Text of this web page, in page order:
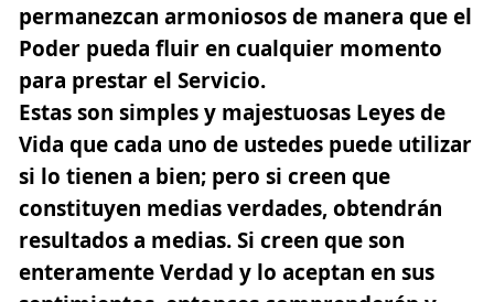
permanezcan armoniosos de manera que el
Poder pueda fluir en cualquier momento
para prestar el Servicio.
Estas son simples y majestuosas Leyes de
Vida que cada uno de ustedes puede utilizar
si lo tienen a bien; pero si creen que
constituyen medias verdades, obtendrán
resultados a medias. Si creen que son
enteramente Verdad y lo aceptan en sus